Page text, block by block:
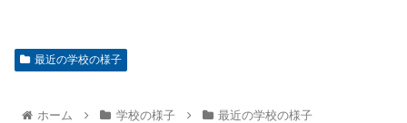
最近の学校の様子
ホーム 学校の様子 最近の学校の様子